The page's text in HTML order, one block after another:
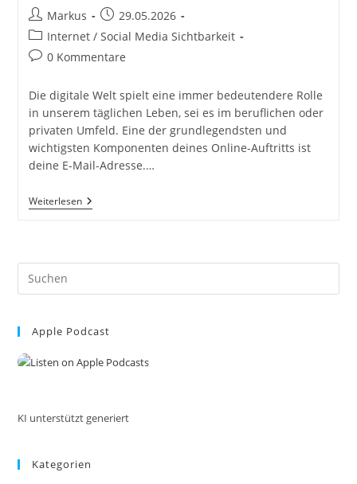
Beitrags-
Autor:
Markus
Beitrag
veröffentlicht:
29.05.2026
Beitrags-
Kategorie:
Internet / Social Media Sichtbarkeit
Beitrags-
0 Kommentare
Die digitale Welt spielt eine immer bedeutendere Rolle
in unserem täglichen Leben, sei es im beruflichen oder
privaten Umfeld. Eine der grundlegendsten und
wichtigsten Komponenten deines Online-Auftritts ist
deine E-Mail-Adresse.…
WeiterlesenDeine
Eigene
Für
Internet.
Ich
Apple Podcast
KI unterstützt generiert
Kategorien